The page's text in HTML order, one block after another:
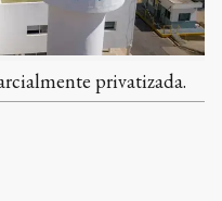
privatizada.